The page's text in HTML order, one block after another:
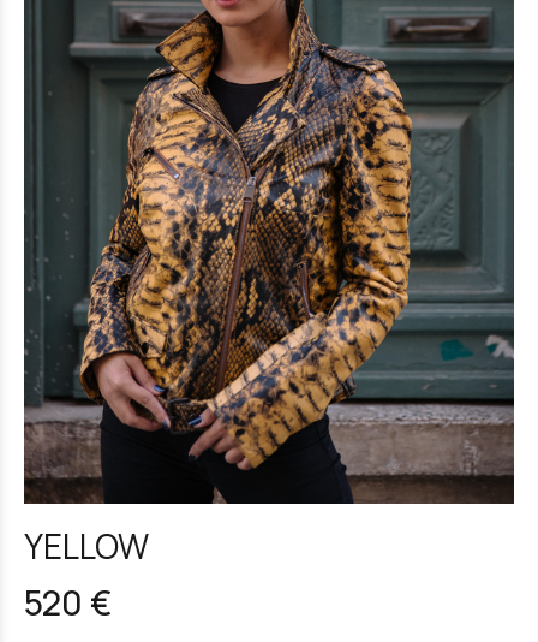
YELLOW
520 €